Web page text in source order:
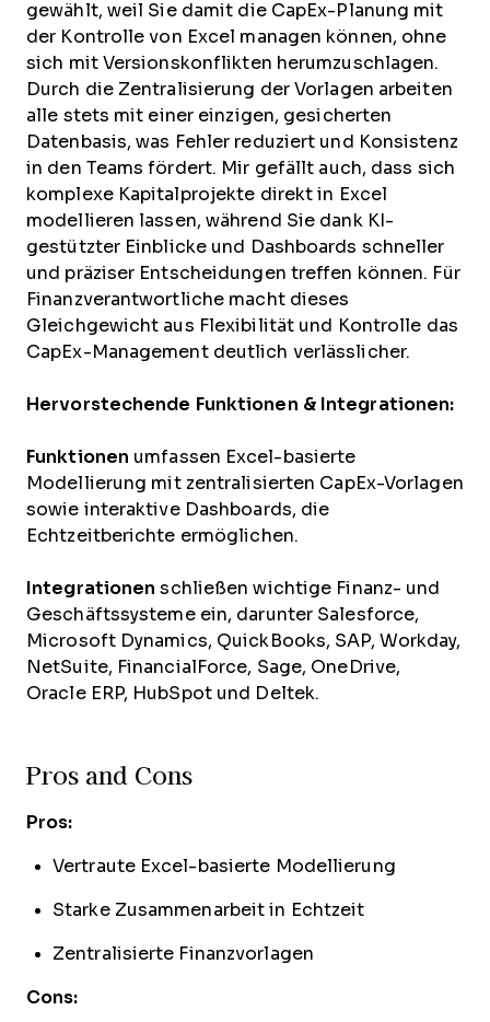
gewählt, weil Sie damit die CapEx-Planung mit
der Kontrolle von Excel managen können, ohne
sich mit Versionskonflikten herumzuschlagen.
Durch die Zentralisierung der Vorlagen arbeiten
alle stets mit einer einzigen, gesicherten
Datenbasis, was Fehler reduziert und Konsistenz
in den Teams fördert. Mir gefällt auch, dass sich
komplexe Kapitalprojekte direkt in Excel
modellieren lassen, während Sie dank KI-
gestützter Einblicke und Dashboards schneller
und präziser Entscheidungen treffen können. Für
Finanzverantwortliche macht dieses
Gleichgewicht aus Flexibilität und Kontrolle das
CapEx-Management deutlich verlässlicher.
Hervorstechende Funktionen & Integrationen:
Funktionen umfassen Excel-basierte
Modellierung mit zentralisierten CapEx-Vorlagen
sowie interaktive Dashboards, die
Echtzeitberichte ermöglichen.
Integrationen schließen wichtige Finanz- und
Geschäftssysteme ein, darunter Salesforce,
Microsoft Dynamics, QuickBooks, SAP, Workday,
NetSuite, FinancialForce, Sage, OneDrive,
Oracle ERP, HubSpot und Deltek.
Pros and Cons
Pros:
Vertraute Excel-basierte Modellierung
Starke Zusammenarbeit in Echtzeit
Zentralisierte Finanzvorlagen
Cons: